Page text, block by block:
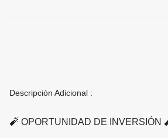
Descripción Adicional :
🧨 OPORTUNIDAD DE INVERSIÓN